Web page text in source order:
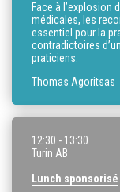
Face à
médicales, les
essentiel pour la
contradictoires
praticiens.
Thomas Agoritsas
12:30 - 13:30
Turin AB
Lunch sponsorisé